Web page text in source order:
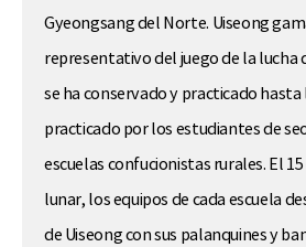
Gyeongsang del Norte. Uiseong
representativo del juego de la lucha
se ha conservado y practicado hasta
practicado por los estudiantes de
escuelas confucionistas rurales. El
lunar, los equipos de cada escuela
de Uiseong con sus palanquines y